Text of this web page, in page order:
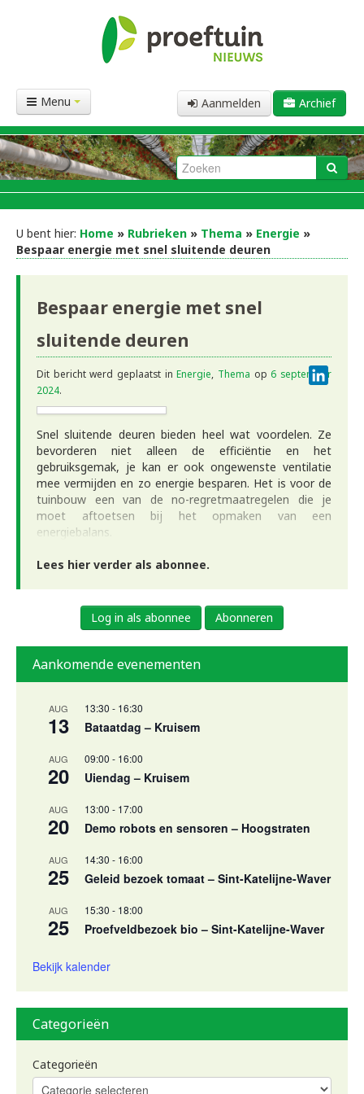
Aanmelden Archief
Menu
U bent hier: Home » Rubrieken » Thema » Energie »
Bespaar energie met snel sluitende deuren
Bespaar energie met snel
sluitende deuren
Dit bericht werd geplaatst inEnergie, Thema op 6 september
2024.
Snel sluitende deuren bieden heel wat voordelen. Ze
bevorderen niet alleen de efficiëntie en het
gebruiksgemak, je kan er ook ongewenste ventilatie
mee vermijden en zo energie besparen. Het is voor de
tuinbouw een van de no-regretmaatregelen die je
moet aftoetsen bij het opmaken van een
energiebalans.
Lees hier verder als abonnee.
Log in als abonnee Abonneren
Aankomende evenementen
AUG
13
13:30 - 16:30
Bataatdag – Kruisem
AUG
20
09:00 - 16:00
Uiendag – Kruisem
AUG
20
13:00 - 17:00
Demo robots en sensoren – Hoogstraten
AUG
25
14:30 - 16:00
Geleid bezoek tomaat – Sint-Katelijne-Waver
AUG
25
15:30 - 18:00
Proefveldbezoek bio – Sint-Katelijne-Waver
Bekijk kalender
Categorieën
Categorieën